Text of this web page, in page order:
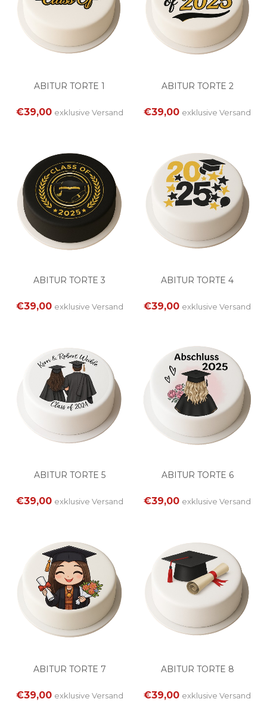
ABITUR TORTE 1
€39,00 exklusive Versand
ABITUR TORTE 2
€39,00 exklusiveVersand
ABITUR TORTE 3
€39,00 exklusive Versand
ABITUR TORTE 4
€39,00 exklusiveVersand
ABITUR TORTE 5
€39,00 exklusive Versand
ABITUR TORTE 6
€39,00 exklusiveVersand
ABITUR TORTE 7
€39,00 exklusive Versand
ABITUR TORTE 8
€39,00 exklusiveVersand